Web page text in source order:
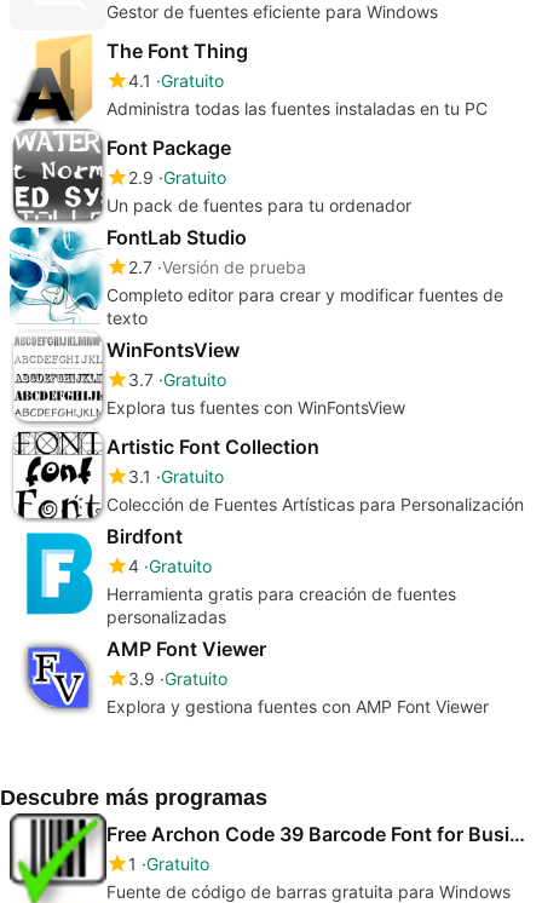
Gestor de fuentes eficiente para Windows
The Font Thing
4.1 Gratuito
Administra todas las fuentes instaladas en tu PC
Font Package
2.9 Gratuito
Un pack de fuentes para tu ordenador
FontLab Studio
2.7 Versión de prueba
Completo editor para crear y modificar fuentes de
texto
WinFontsView
3.7 Gratuito
Explora tus fuentes con WinFontsView
Artistic Font Collection
3.1 Gratuito
Colección de Fuentes Artísticas para Personalización
Birdfont
4 Gratuito
Herramienta gratis para creación de fuentes
personalizadas
AMP Font Viewer
3.9 Gratuito
Explora y gestiona fuentes con AMP Font Viewer
Descubre más programas
Free Archon Code 39 Barcode Font for Business
1 Gratuito
Fuente de código de barras gratuita para Windows